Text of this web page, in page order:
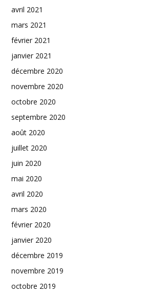
avril 2021
mars 2021
février 2021
janvier 2021
décembre 2020
novembre 2020
octobre 2020
septembre 2020
août 2020
juillet 2020
juin 2020
mai 2020
avril 2020
mars 2020
février 2020
janvier 2020
décembre 2019
novembre 2019
octobre 2019